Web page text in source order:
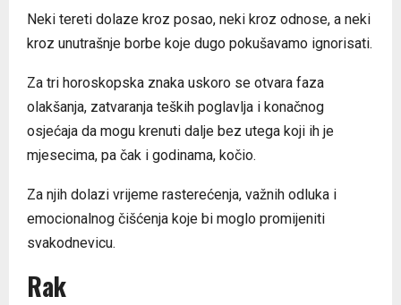
Neki tereti dolaze kroz posao, neki kroz odnose, a neki
kroz unutrašnje borbe koje dugo pokušavamo ignorisati.
Za tri horoskopska znaka uskoro se otvara faza
olakšanja, zatvaranja teških poglavlja i konačnog
osjećaja da mogu krenuti dalje bez utega koji ih je
mjesecima, pa čak i godinama, kočio.
Za njih dolazi vrijeme rasterećenja, važnih odluka i
emocionalnog čišćenja koje bi moglo promijeniti
svakodnevicu.
Rak